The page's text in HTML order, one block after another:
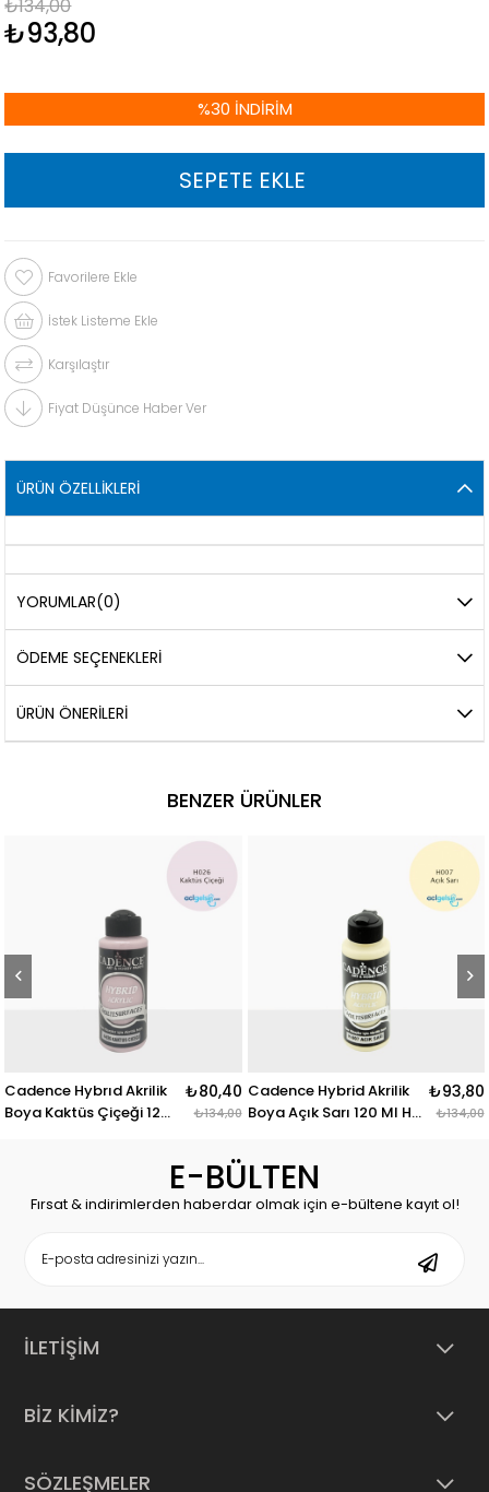
₺134,00
₺93,80
%30 İNDIRIM
Favorilere Ekle
İstek Listeme Ekle
Karşılaştır
Fiyat Düşünce Haber Ver
ÜRÜN ÖZELLIKLERI
YORUMLAR(0)
ÖDEME SEÇENEKLERI
ÜRÜN ÖNERILERI
BENZER ÜRÜNLER
Cadence Hybrıd Akrilik
Boya Kaktüs Çiçeği 120
₺80,40
₺134,00
Cadence Hybrid Akrilik
Boya Açık Sarı 120 Ml H-
₺93,80
₺134,00
E-BÜLTEN
Fırsat & indirimlerden haberdar olmak için e-bültene kayıt ol!
İLETİŞİM
BİZ KİMİZ?
SÖZLEŞMELER